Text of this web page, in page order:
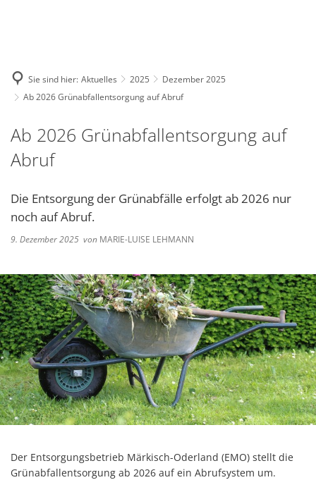
Sie sind hier: Aktuelles 2025
Dezember 2025
Ab 2026 Grünabfallentsorgung auf Abruf
Ab 2026 Grünabfallentsorgung auf
Abruf
Die Entsorgung der Grünabfälle erfolgt ab 2026 nur
noch auf Abruf.
9. Dezember 2025 von MARIE-LUISE LEHMANN
Der Entsorgungsbetrieb Märkisch-Oderland (EMO) stellt die
Grünabfallentsorgung ab 2026 auf ein Abrufsystem um.